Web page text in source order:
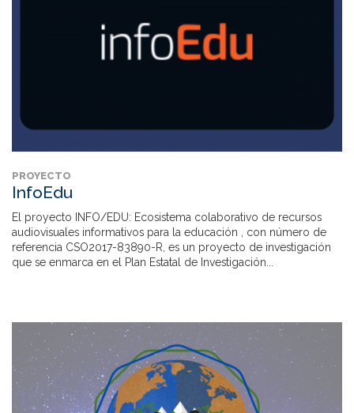
PROYECTO
InfoEdu
El proyecto INFO/EDU: Ecosistema colaborativo de recursos
audiovisuales informativos para la educación , con número de
referencia CSO2017-83890-R, es un proyecto de investigación
que se enmarca en el Plan Estatal de Investigación...